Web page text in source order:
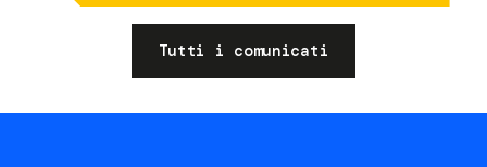
Tutti i comunicati